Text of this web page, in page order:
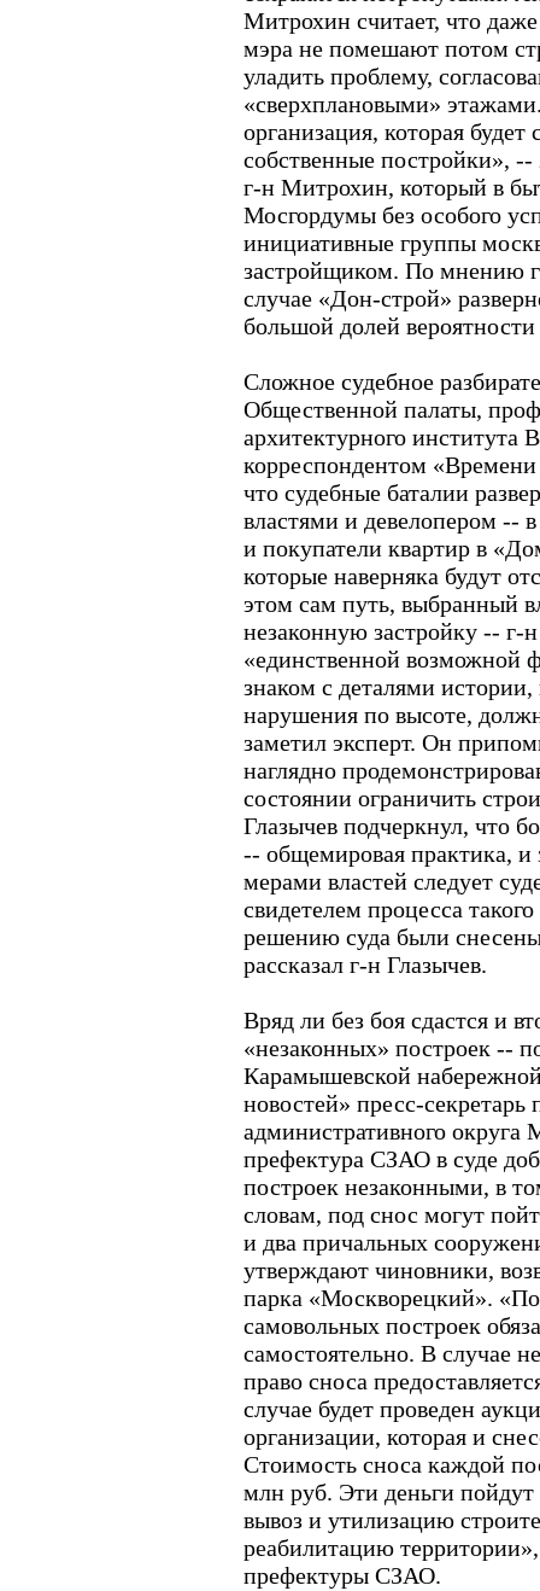
Митрохин считает, что
мэра не помешают потом
уладить проблему,
«сверхплановыми»
организация, которая
собственные постройки»,
г-н Митрохин, который в
Мосгордумы без особого
инициативные группы
застройщиком. По мнению
случае «Дон-строй»
большой долей
Сложное судебное
Общественной палаты,
архитектурного института
корреспондентом «Времени
что судебные баталии
властями и девелопером --
и покупатели квартир в
которые наверняка будут
этом сам путь, выбранный
незаконную застройку -- г-
«единственной возможной
знаком с деталями
нарушения по высоте,
заметил эксперт. Он
наглядно
состоянии ограничить
Глазычев подчеркнул, что
-- общемировая практика, и
мерами властей следует
свидетелем процесса
решению суда были
рассказал г-н Глазычев.
Вряд ли без боя сдастся и
«незаконных» построек --
Карамышевской
новостей» пресс-
административного
префектура СЗАО в суде
построек незаконными, в
словам, под снос могут
и два причальных
утверждают чиновники,
парка «Москворецкий».
самовольных построек
самостоятельно. В случае
право сноса
случае будет проведен
организации, которая и
Стоимость сноса каждой
млн руб. Эти деньги
вывоз и утилизацию
реабилитацию
префектуры СЗАО.